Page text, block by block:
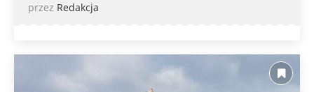
przez Redakcja